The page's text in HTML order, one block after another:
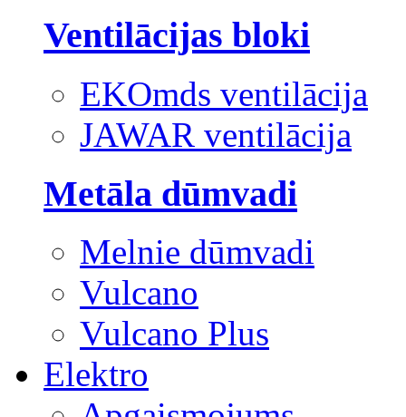
Ventilācijas bloki
EKOmds ventilācija
JAWAR ventilācija
Metāla dūmvadi
Melnie dūmvadi
Vulcano
Vulcano Plus
Elektro